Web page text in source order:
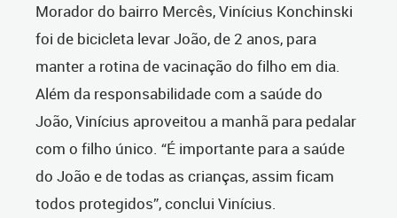
Morador do bairro Mercês, Vinícius Konchinski
foi de bicicleta levar João, de 2 anos, para
manter a rotina de vacinação do filho em dia.
Além da responsabilidade com a saúde do
João, Vinícius aproveitou a manhã para pedalar
com o filho único. “É importante para a saúde
do João e de todas as crianças, assim ficam
todos protegidos”, conclui Vinícius.